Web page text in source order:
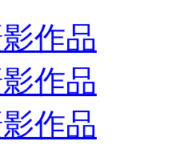
作品
作品
作品